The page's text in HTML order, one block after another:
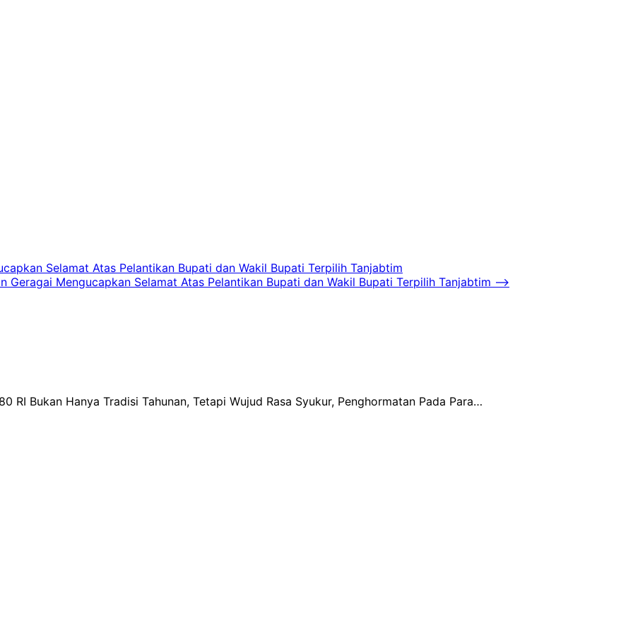
Selamat Atas Pelantikan Bupati dan Wakil Bupati Terpilih Tanjabtim
Geragai Mengucapkan Selamat Atas Pelantikan Bupati dan Wakil Bupati Terpilih Tanjabtim ⟶
RI Bukan Hanya Tradisi Tahunan, Tetapi Wujud Rasa Syukur, Penghormatan Pada Para…